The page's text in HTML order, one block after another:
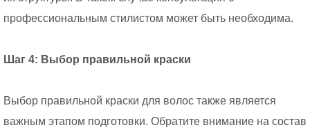
профессиональным стилистом может быть необходима.
Шаг 4: Выбор правильной краски
Выбор правильной краски для волос также является
важным этапом подготовки. Обратите внимание на состав